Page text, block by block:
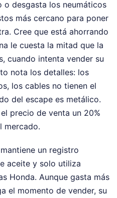
o desgasta los neumáticos
más cercano para poner
Cree que está ahorrando
le cuesta la mitad que la
cuando intenta vender su
nota los detalles: los
los cables no tienen el
del escape es metálico.
precio de venta un 20%
mercado.
un registro
aceite y solo utiliza
Honda. Aunque gasta más
el momento de vender, su